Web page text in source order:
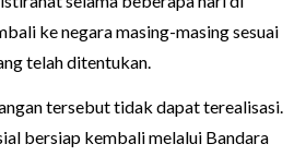
ke negara masing-masing sesuai
telah ditentukan.
tersebut tidak dapat terealisasi.
bersiap kembali melalui Bandara